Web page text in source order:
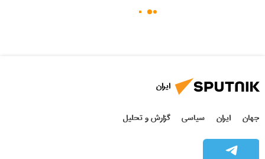
ایران
جهان ایران سیاسی گزارش و تحلیل